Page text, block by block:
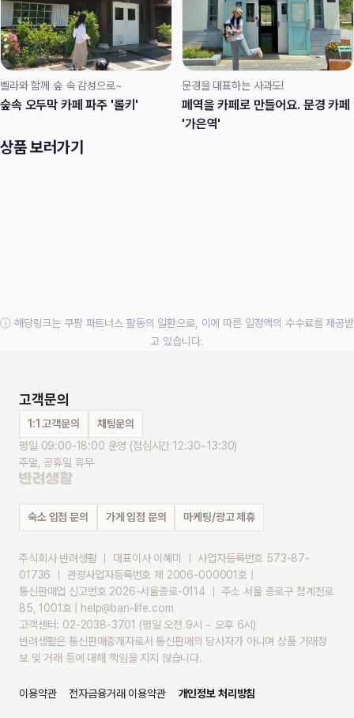
벨라와 함께 숲 속 감성으로~
숲속 오두막 카페 파주 '롤키'
문경을 대표하는 사과도!
폐역을 카페로 만들어요. 문경 카페
'가은역'
상품 보러가기
ⓘ 해당링크는 쿠팡 파트너스 활동의 일환으로, 이에 따른 일정액의 수수료를 제공받
고 있습니다.
고객문의
1:1 고객문의
채팅문의
평일 09:00-18:00 운영 (점심시간 12:30~13:30)
주말, 공휴일 휴무
숙소 입점 문의 가게 입점 문의 마케팅/광고 제휴
주식회사 반려생활 ｜ 대표이사 이혜미 ｜ 사업자등록번호 573-87-
01736 ｜ 관광사업자등록번호 제 2006-000001호 |
통신판매업 신고번호 2026-서울종로-0114 ｜ 주소 서울 종로구 청계천로
85, 1001호 | help@ban-life.com
고객센터: 02-2038-3701 (평일 오전 9시 ~ 오후 6시)
반려생활은 통신판매중개자로서 통신판매의 당사자가 아니며 상품 거래정
보 및 거래 등에 대해 책임을 지지 않습니다.
이용약관 전자금융거래 이용약관 개인정보 처리방침